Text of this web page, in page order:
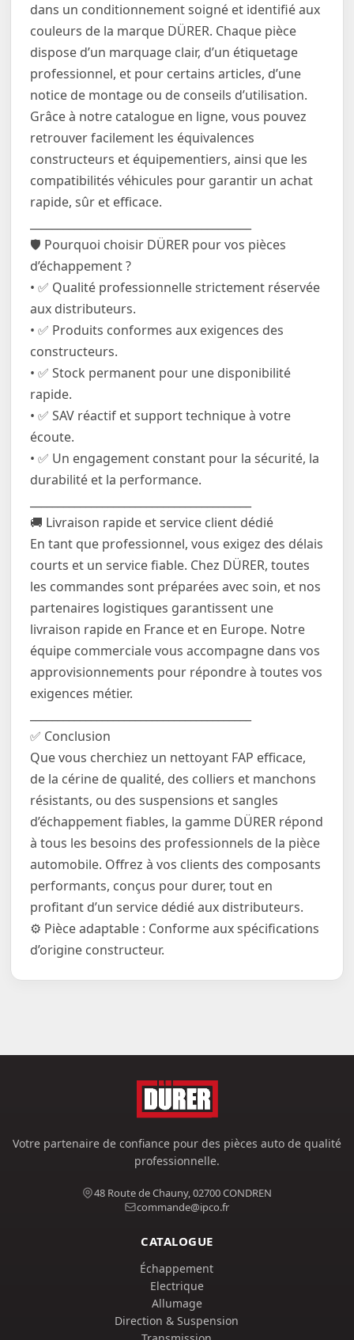
dans un conditionnement soigné et identifié aux
couleurs de la marque DÜRER. Chaque pièce
dispose d’un marquage clair, d’un étiquetage
professionnel, et pour certains articles, d’une
notice de montage ou de conseils d’utilisation.
Grâce à notre catalogue en ligne, vous pouvez
retrouver facilement les équivalences
constructeurs et équipementiers, ainsi que les
compatibilités véhicules pour garantir un achat
rapide, sûr et efficace.
🛡️ Pourquoi choisir DÜRER pour vos pièces
d’échappement ?
• ✅ Qualité professionnelle strictement réservée
aux distributeurs.
• ✅ Produits conformes aux exigences des
constructeurs.
• ✅ Stock permanent pour une disponibilité
rapide.
• ✅ SAV réactif et support technique à votre
écoute.
• ✅ Un engagement constant pour la sécurité, la
durabilité et la performance.
🚚 Livraison rapide et service client dédié
En tant que professionnel, vous exigez des délais
courts et un service fiable. Chez DÜRER, toutes
les commandes sont préparées avec soin, et nos
partenaires logistiques garantissent une
livraison rapide en France et en Europe. Notre
équipe commerciale vous accompagne dans vos
approvisionnements pour répondre à toutes vos
exigences métier.
✅ Conclusion
Que vous cherchiez un nettoyant FAP efficace,
de la cérine de qualité, des colliers et manchons
résistants, ou des suspensions et sangles
d’échappement fiables, la gamme DÜRER répond
à tous les besoins des professionnels de la pièce
automobile. Offrez à vos clients des composants
performants, conçus pour durer, tout en
profitant d’un service dédié aux distributeurs.
⚙️ Pièce adaptable : Conforme aux spécifications
d’origine constructeur.
Votre partenaire de confiance pour des pièces auto de qualité
professionnelle.
48 Route de Chauny, 02700 CONDREN
commande@ipco.fr
CATALOGUE
Échappement
Electrique
Allumage
Direction & Suspension